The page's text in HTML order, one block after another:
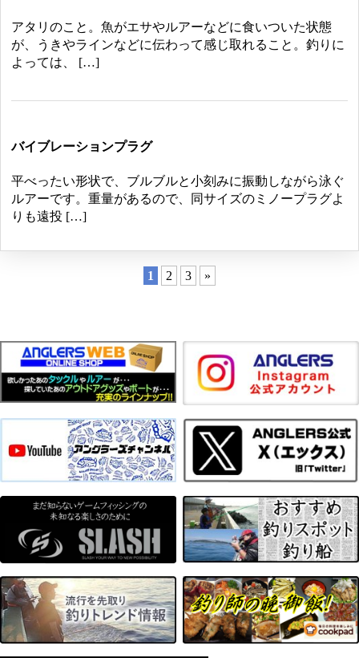
アタリのこと。魚がエサやルアーなどに食いついた状態
が、うきやラインなどに伝わって感じ取れること。釣りに
よっては、 […]
バイブレーションプラグ
平べったい形状で、ブルブルと小刻みに振動しながら泳ぐ
ルアーです。重量があるので、同サイズのミノープラグよ
りも遠投 […]
1 2 3 »